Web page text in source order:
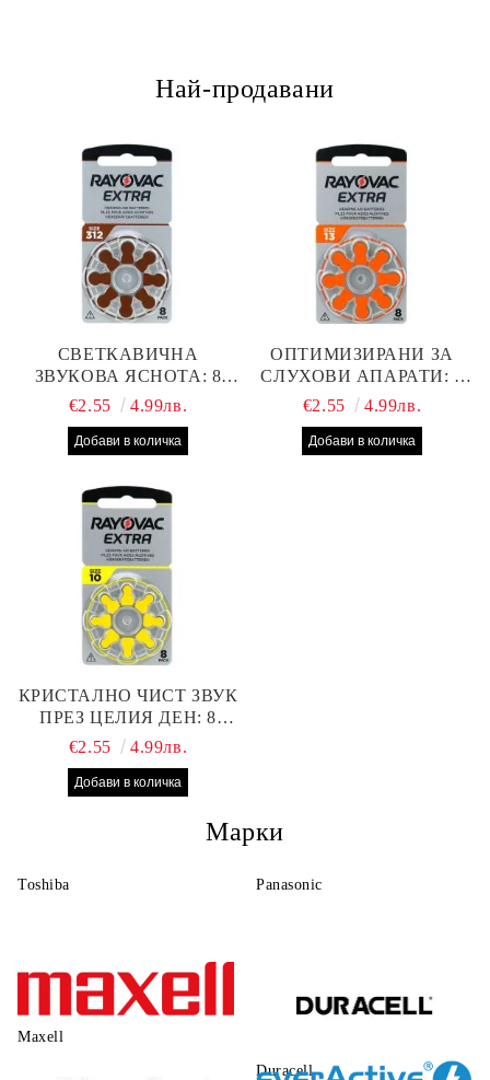
Най-продавани
СВЕТКАВИЧНА
ЗВУКОВА ЯСНОТА: 8
БРОЯ RAYOVAC EXTRA
СЛУХОВ АПАРАТ С
€2.55 4.99лв.
ОПТИМИЗИРАНИ ЗА
СЛУХОВИ АПАРАТИ: 8
БРОЯ RAYOVAC EXTRA
ПРОИЗВОДИТЕЛНОСТ
€2.55 4.99лв.
КРИСТАЛНО ЧИСТ ЗВУК
ПРЕЗ ЦЕЛИЯ ДЕН: 8
БРОЯ RAYOVAC EXTRA
АПАРАТ
€2.55 4.99лв.
Марки
Toshiba Panasonic
Maxell
Duracell